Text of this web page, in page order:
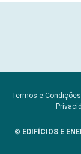
Termos e Condições
© EDIFÍCIOS E